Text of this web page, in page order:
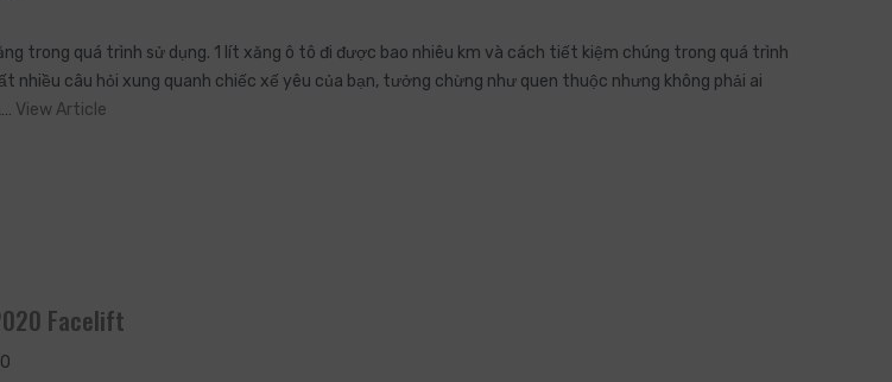
trong quá trình sử dụng. 1 lít xăng ô tô đi được bao nhiêu km và cách tiết kiệm chúng trong quá trình
nhiều câu hỏi xung quanh chiếc xế yêu của bạn, tưởng chừng như quen thuộc nhưng không phải ai
View Article
Facelift